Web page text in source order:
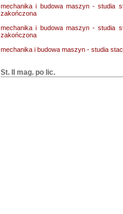
mechanika i budowa maszyn - studia
zakończona
mechanika i budowa maszyn - studia
zakończona
mechanika i budowa maszyn - studia
St. II mag. po lic.